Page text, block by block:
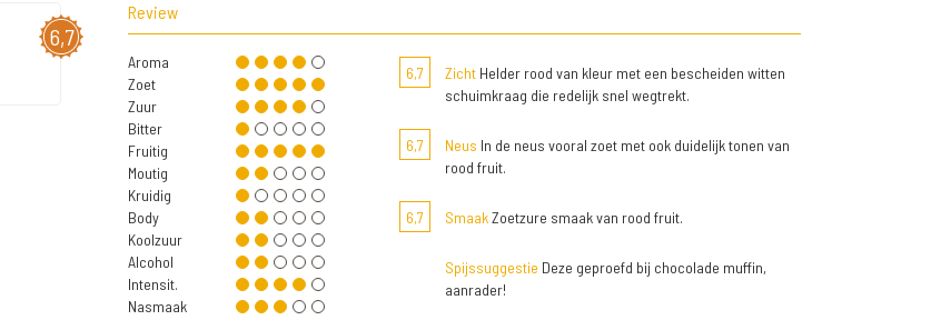
6,7
Review
Aroma
Zoet
Zuur
Bitter
Fruitig
Moutig
Kruidig
Body
Koolzuur
Alcohol
Intensit.
Nasmaak
6,7 ZichtHelder rood van kleur met een bescheiden witten
schuimkraag die redelijk snel wegtrekt.
6,7 Neus In de neus vooral zoet met ook duidelijk tonen van
rood fruit.
6,7 SmaakZoetzure smaak van rood fruit.
Spijssuggestie Deze geproefd bij chocolade muffin,
aanrader!